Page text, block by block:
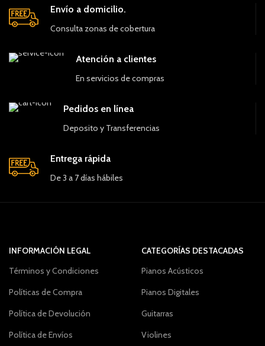
Envío a domicilio.
Consulta zonas de cobertura
Atención a clientes
En servicios de compras
Pedidos en línea
Deposito y Transferencias
Entrega rápida
De 3 a 7 días hábiles
INFORMACIÓN LEGAL
Términos y Condiciones
Políticas de Compra
Política de Devolución
Política de Envíos
CATEGORÍAS DESTACADAS
Pianos Acústicos
Pianos Digitales
Guitarras
Violines